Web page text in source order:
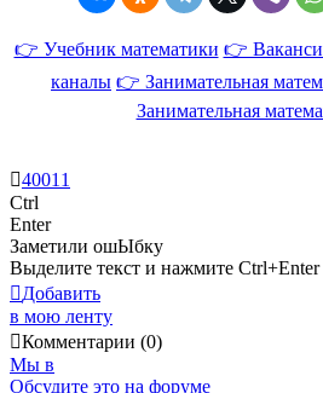
👉 Учебник математики 👉
каналы 👉 Занимательная
Занимательная
40011
Ctrl
Enter
Заметили ошЫбку
Выделите текст и нажмите Ctrl+Enter
Добавить
в мою ленту
Комментарии (0)
Мы в
Обсудите это на форуме